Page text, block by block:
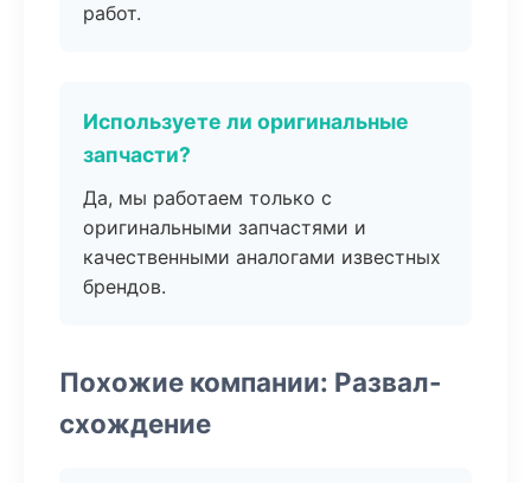
работ.
Используете ли оригинальные
запчасти?
Да, мы работаем только с
оригинальными запчастями и
качественными аналогами известных
брендов.
Похожие компании: Развал-
схождение